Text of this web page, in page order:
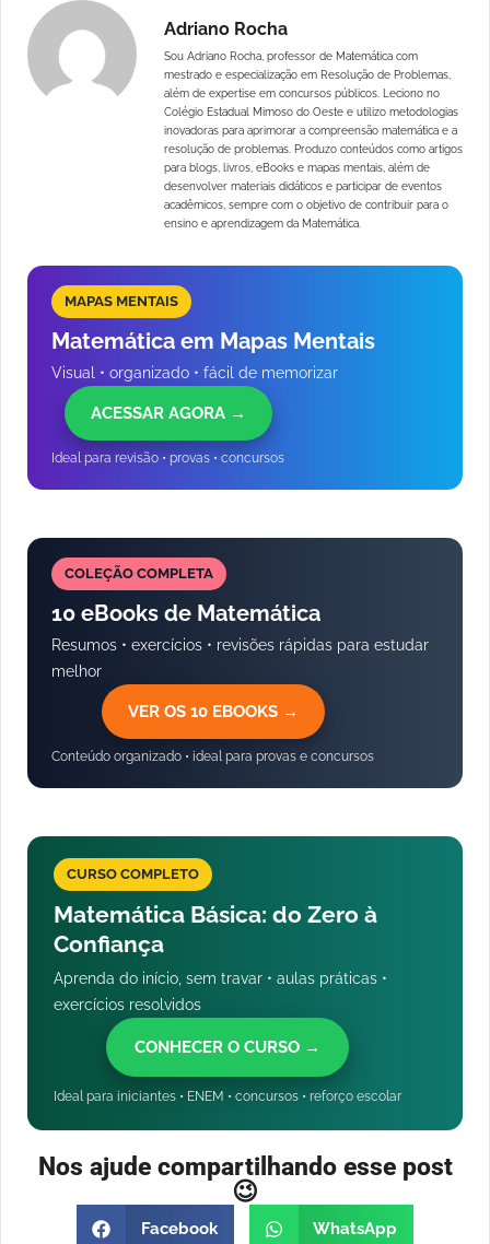
Adriano Rocha
Sou Adriano Rocha, professor de Matemática com
mestrado e especialização em Resolução de Problemas,
além de expertise em concursos públicos. Leciono no
Colégio Estadual Mimoso do Oeste e utilizo metodologias
inovadoras para aprimorar a compreensão matemática e a
resolução de problemas. Produzo conteúdos como artigos
para blogs, livros, eBooks e mapas mentais, além de
desenvolver materiais didáticos e participar de eventos
acadêmicos, sempre com o objetivo de contribuir para o
ensino e aprendizagem da Matemática.
MAPAS MENTAIS
Matemática em Mapas Mentais
Visual • organizado • fácil de memorizar
ACESSAR AGORA →
Ideal para revisão • provas • concursos
COLEÇÃO COMPLETA
10 eBooks de Matemática
Resumos • exercícios • revisões rápidas para estudar
melhor
VER OS 10 EBOOKS →
Conteúdo organizado • ideal para provas e concursos
CURSO COMPLETO
Matemática Básica: do Zero à
Confiança
Aprenda do início, sem travar • aulas práticas •
exercícios resolvidos
CONHECER O CURSO →
Ideal para iniciantes • ENEM • concursos • reforço escolar
Nos ajude compartilhando esse post
😉
Facebook WhatsApp